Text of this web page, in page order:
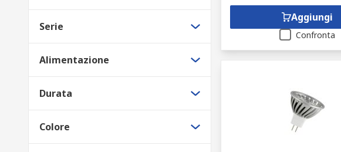
Serie
Alimentazione
Durata
Colore
Aggiungi
Confronta